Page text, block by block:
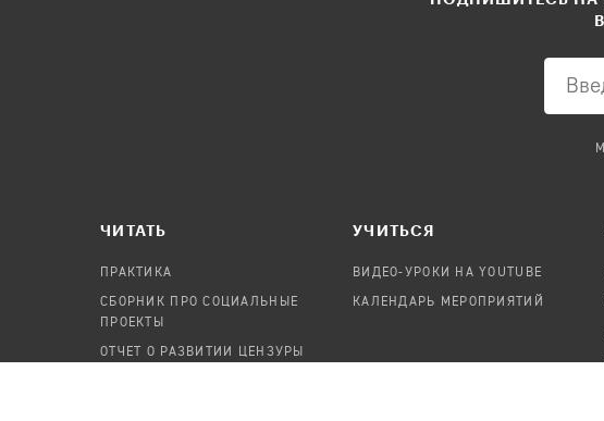
ЧИТАТЬ
ПРАКТИКА
СБОРНИК ПРО СОЦИАЛЬНЫЕ
ПРОЕКТЫ
ОТЧЕТ О РАЗВИТИИ ЦЕНЗУРЫ
УЧИТЬСЯ
ВИДЕО-УРОКИ НА YOUTUBE
КАЛЕНДАРЬ МЕРОПРИЯТИЙ